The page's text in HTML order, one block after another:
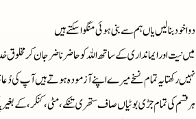
دوا خود بنا لیں یاں ہم سے بنی ہوئی منگوا سکتے ہیں
میں نیت اور ایمانداری کے ساتھ اللہ کو حاضر ناضر جان کر
نہیں رکھتا یہ تمام نسخے میرے اپنے آزمودہ ہوتے ہیں آپ کی
ہر قسم کی تمام جڑی بوٹیاں صاف ستھری تنکے، مٹی، کنکر، کے بغیر